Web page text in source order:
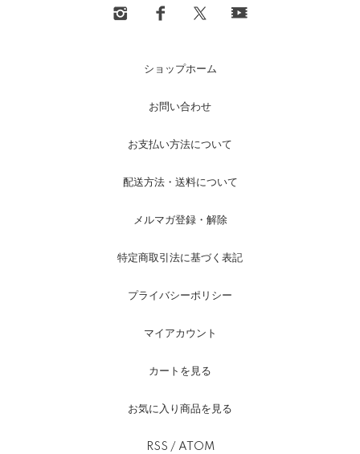
ショップホーム
お問い合わせ
お支払い方法について
配送方法・送料について
メルマガ登録・解除
特定商取引法に基づく表記
プライバシーポリシー
マイアカウント
カートを見る
お気に入り商品を見る
RSS / ATOM